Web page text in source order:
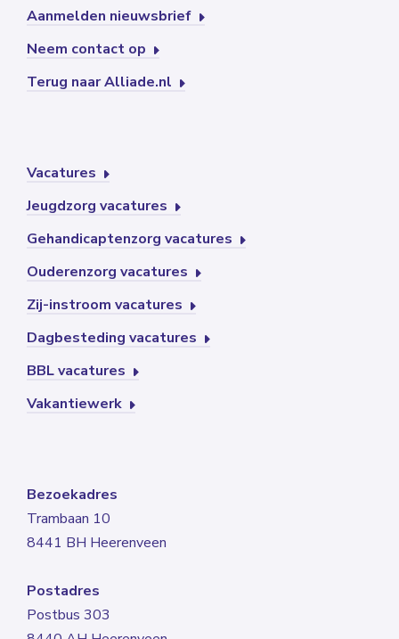
Aanmelden nieuwsbrief
Neem contact op
Terug naar Alliade.nl
Vacatures
Jeugdzorg vacatures
Gehandicaptenzorg vacatures
Ouderenzorg vacatures
Zij-instroom vacatures
Dagbesteding vacatures
BBL vacatures
Vakantiewerk
Bezoekadres
Trambaan 10
8441 BH Heerenveen
Postadres
Postbus 303